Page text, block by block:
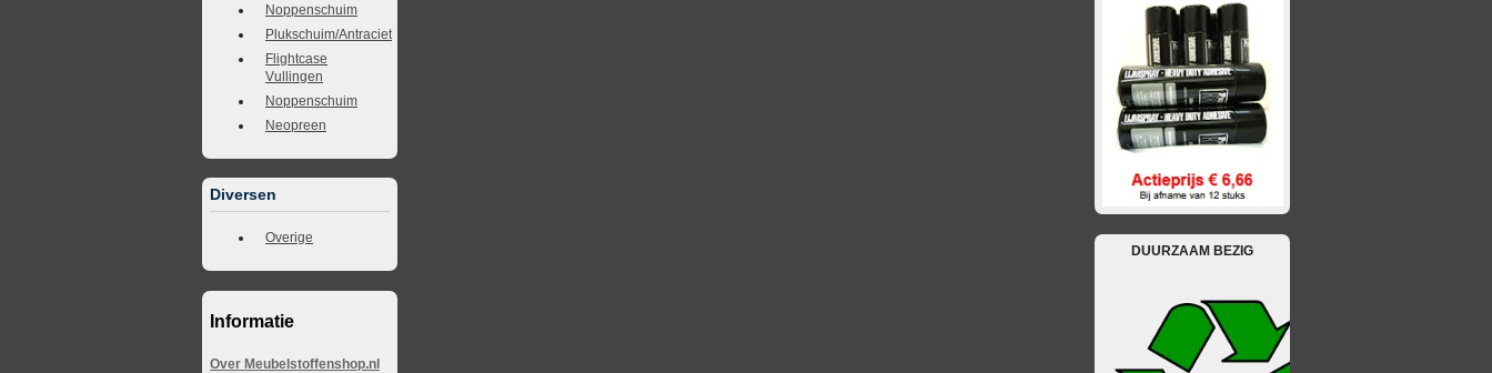
Noppenschuim
Plukschuim/Antraciet
Flightcase
Vullingen
Noppenschuim
Neopreen
Diversen
Overige
Informatie
Over Meubelstoffenshop.nl
DUURZAAM BEZIG